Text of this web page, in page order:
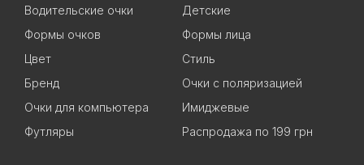
Водительские очки
Детские
Формы очков
Формы лица
Цвет
Стиль
Бренд
Очки с поляризацией
Очки для компьютера
Имиджевые
Футляры
Распродажа по 199 грн